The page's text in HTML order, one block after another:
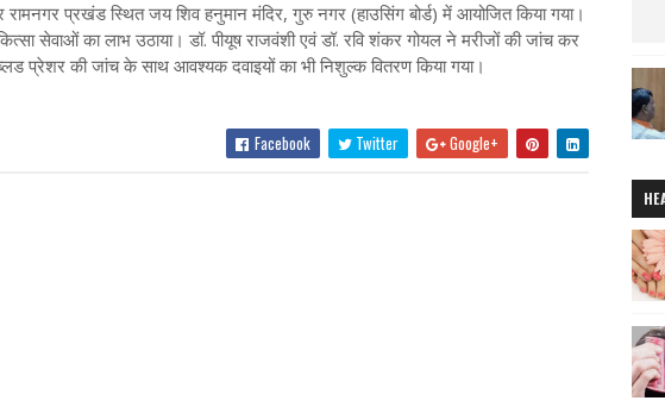
प्रखंड स्थित जय शिव हनुमान मंदिर, गुरु नगर (हाउसिंग बोर्ड) में आयोजित किया गया।
सेवाओं का लाभ उठाया। डॉ. पीयूष राजवंशी एवं डॉ. रवि शंकर गोयल ने मरीजों की जांच कर
प्रेशर की जांच के साथ आवश्यक दवाइयों का भी निशुल्क वितरण किया गया।
Facebook Twitter Google+